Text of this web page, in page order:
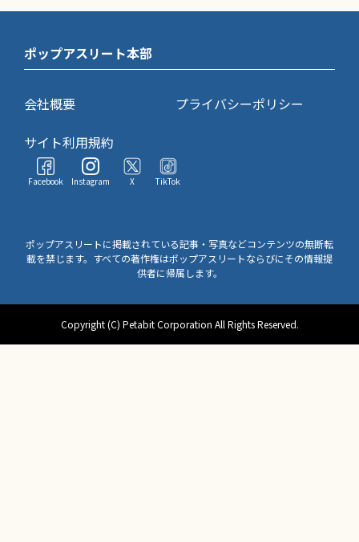
ポップアスリート本部
会社概要
プライバシーポリシー
サイト利用規約
Facebook Instagram X TikTok
ポップアスリートに掲載されている記事・写真などコンテンツの無断転
載を禁じます。すべての著作権はポップアスリートならびにその情報提
供者に帰属します。
Copyright (C) Petabit Corporation All Rights Reserved.